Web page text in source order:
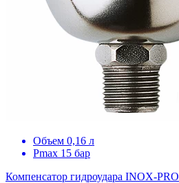
Объем 0,16 л
Pmax 15 бар
Компенсатор гидроудара INOX-PRO